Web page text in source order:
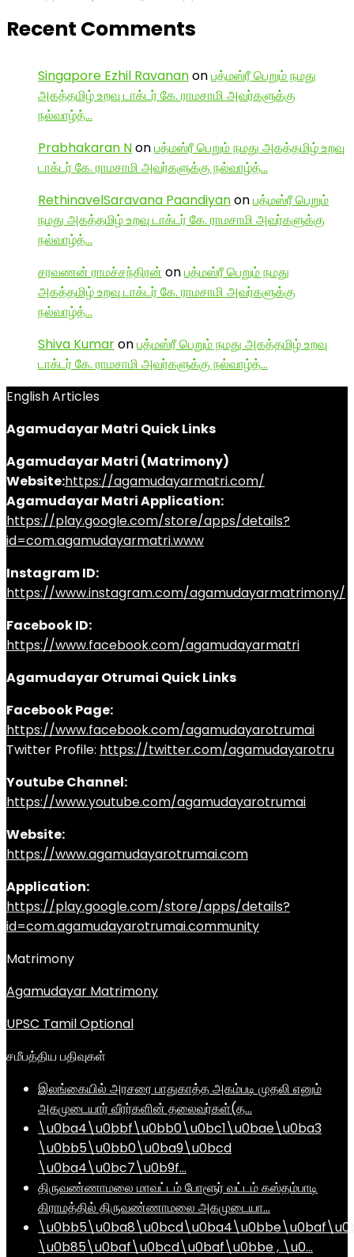
Recent Comments
Singapore Ezhil Ravananonபத்மஸ்ரீ பெறும் நமது
அகத்தமிழ் உறவு டாக்டர் கே. ராமசாமி அவர்களுக்கு
நல்வாழ்த்…
Prabhakaran Nonபத்மஸ்ரீ பெறும் நமது அகத்தமிழ் உறவு
டாக்டர் கே. ராமசாமி அவர்களுக்கு நல்வாழ்த்…
RethinavelSaravana Paandiyanonபத்மஸ்ரீ பெறும்
நமது அகத்தமிழ் உறவு டாக்டர் கே. ராமசாமி அவர்களுக்கு
நல்வாழ்த்…
சரவணன் ராமச்சந்திரன் onபத்மஸ்ரீ பெறும் நமது
அகத்தமிழ் உறவு டாக்டர் கே. ராமசாமி அவர்களுக்கு
நல்வாழ்த்…
Shiva Kumaronபத்மஸ்ரீ பெறும் நமது அகத்தமிழ் உறவு
டாக்டர் கே. ராமசாமி அவர்களுக்கு நல்வாழ்த்…
English Articles
Agamudayar Matri Quick Links
Agamudayar Matri (Matrimony)
Website:https://agamudayarmatri.com/
Agamudayar Matri Application:
https://play.google.com/store/apps/details?
id=com.agamudayarmatri.www
Instagram ID:
https://www.instagram.com/agamudayarmatrimony/
Facebook ID:
https://www.facebook.com/agamudayarmatri
Agamudayar Otrumai Quick Links
Facebook Page:
https://www.facebook.com/agamudayarotrumai
Twitter Profile: https://twitter.com/agamudayarotru
Youtube Channel:
https://www.youtube.com/agamudayarotrumai
Website:
https://www.agamudayarotrumai.com
Application:
https://play.google.com/store/apps/details?
id=com.agamudayarotrumai.community
Matrimony
Agamudayar Matrimony
UPSC Tamil Optional
சமீபத்திய பதிவுகள்
இலங்கையில் அரசரை பாதுகாத்த அகம்படி முதலி எனும்
அகமுடையார் வீரர்களின் தலைவர்கள்(த…
\u0ba4\u0bbf\u0bb0\u0bc1\u0bae\u0ba3
\u0bb5\u0bb0\u0ba9\u0bcd
\u0ba4\u0bc7\u0b9f…
திருவண்ணாமலை மாவட்டம் போளூர் வட்டம் கஸ்தம்பாடி
கிராமத்தில் திருவண்ணாமலை அகமுடையா…
\u0b85\u0baf\u0bcd\u0baf\u0bbe , \u0…